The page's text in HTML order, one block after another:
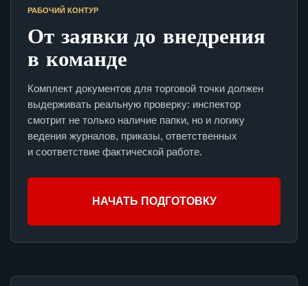
РАБОЧИЙ КОНТУР
От заявки до внедрения
в команде
Комплект документов для торговой точки должен
выдерживать реальную проверку: инспектор
смотрит не только наличие папки, но и логику
ведения журналов, приказы, ответственных
и соответствие фактической работе.
НАЧАТЬ ПОДГОТОВКУ